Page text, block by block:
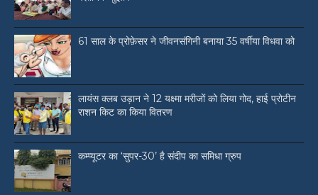
61 साल के प्रोफ़ेसर ने जीवनसंगिनी बनाया 35 वर्षीया विधवा को
लायंस क्लब उड़ान ने 12 यक्ष्मा मरीजों को लिया गोद, हाई प्रोटीन
राशन किट का किया वितरण
कम्प्यूटर का ‘सुपर-30’ है संदीप का समिधा ग्रुप